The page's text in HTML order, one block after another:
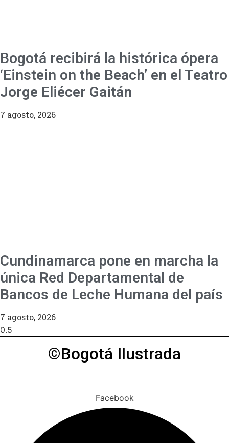
Bogotá recibirá la histórica ópera
‘Einstein on the Beach’ en el Teatro
Jorge Eliécer Gaitán
7 agosto, 2026
Cundinamarca pone en marcha la
única Red Departamental de
Bancos de Leche Humana del país
7 agosto, 2026
©Bogotá Ilustrada
Facebook